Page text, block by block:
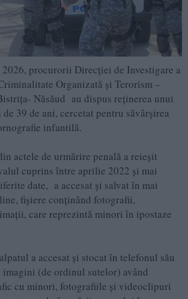
2026, procurorii Direcției de Investigare a
Organizată și Terorism –
Năsăud au dispus reținerea unui
39 de ani, cercetat pentru săvârșirea
infantilă.
actele de urmărire penală a reieșit
cuprins între aprilie 2022 și mai
date, a accesat și salvat în mai
fișiere conținând fotografii,
care reprezintă minori în ipostaze
a accesat și stocat în telefonul său
imagini (de ordinul sutelor) având
cu minori, fotografiile și videoclipuri